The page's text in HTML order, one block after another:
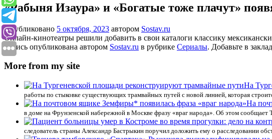
«Рабыня Изаура» и «Богатые тоже плачут»
Опубликовано 5 октября, 2023 автором Sostav.ru
Онлайн-кинотеатры решили добавить в свои каталоги классику
Запись опубликована автором Sostav.ru в рубрике Сериалы. Добавьте в
More from my site
На
работы по стыковке существующих трамвайных путей с новой линией, которая
На
в доме на Фрунзенской набережной в Москве фразу «враг народа». Об этом сообщает
следователь страны Александр Бастрыкин поручил доложить ему о расследовании